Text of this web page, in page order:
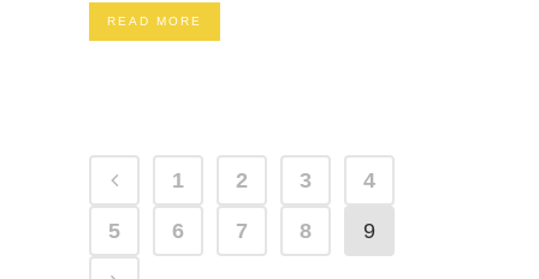
READ MORE
1 2 3 4
5 6 7 8 9